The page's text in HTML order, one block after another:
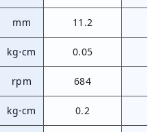
mm 11.2
kg⋅cm 0.05
rpm 684
kg⋅cm 0.2